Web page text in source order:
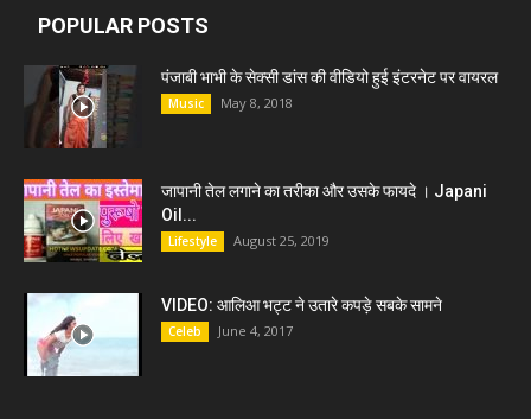
POPULAR POSTS
पंजाबी भाभी के सेक्सी डांस की वीडियो हुई इंटरनेट पर वायरल
Music May 8, 2018
जापानी तेल लगाने का तरीका और उसके फायदे । Japani
Oil...
Lifestyle August 25, 2019
VIDEO: आलिआ भट्ट ने उतारे कपड़े सबके सामने
Celeb June 4, 2017